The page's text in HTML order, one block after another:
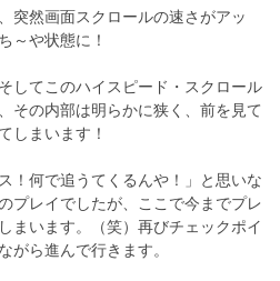
突然画面スクロールの速さがアッ
～や状態に！
してこのハイスピード・スクロール
その内部は明らかに狭く、前を見て
しまいます！
！何で追うてくるんや！」と思いな
プレイでしたが、ここで今までプレ
まいます。（笑）再びチェックポイ
がら進んで行きます。